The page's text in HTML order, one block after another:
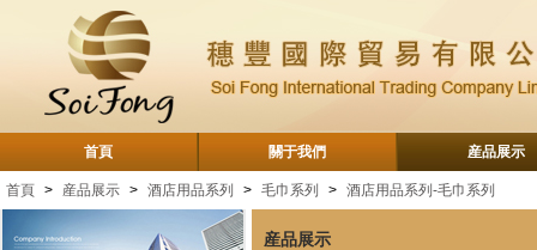
首頁 關于我們 産品展示
首頁 > 産品展示 > 酒店用品系列 > 毛巾系列 > 酒店用品系列-毛巾系列
産品展示